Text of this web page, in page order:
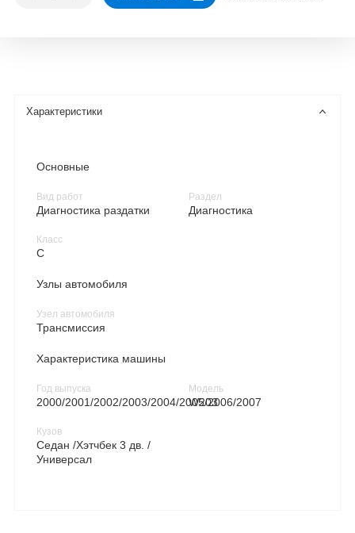
Характеристики
Основные
Вид работ
Диагностика раздатки
Класс
C
Раздел
Диагностика
Узлы автомобиля
Узел автомобиля
Трансмиссия
Характеристика машины
Год выпуска
2000/2001/2002/2003/2004/2005/2006/2007
Кузов
Седан /Хэтчбек 3 дв. /
Универсал
Модель
W203